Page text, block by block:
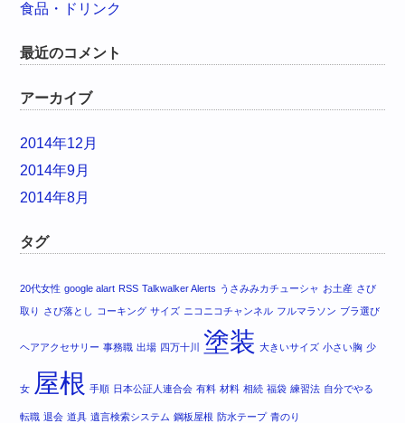
食品・ドリンク
最近のコメント
アーカイブ
2014年12月
2014年9月
2014年8月
タグ
20代女性 google alart RSS Talkwalker Alerts うさみみカチューシャ お土産 さび
取り さび落とし コーキング サイズ ニコニコチャンネル フルマラソン ブラ選び
ヘアアクセサリー 事務職 出場 四万十川 塗装 大きいサイズ 小さい胸 少
女 屋根 手順 日本公証人連合会 有料 材料 相続 福袋 練習法 自分でやる
転職 退会 道具 遺言検索システム 鋼板屋根 防水テープ 青のり